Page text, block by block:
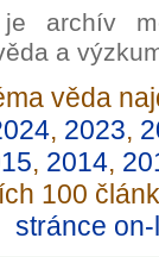
archív
a
věda
, 2023,
, 2014,
100
stránce